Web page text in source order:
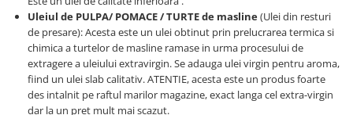
Uleiul de PULPA/ POMACE / TURTE de masline(Ulei din resturi
de presare): Acesta este un ulei obtinut prin prelucrarea termica si
chimica a turtelor de masline ramase in urma procesului de
extragere a uleiului extravirgin. Se adauga ulei virgin pentru aroma,
fiind un ulei slab calitativ. ATENTIE, acesta este un produs foarte
des intalnit pe raftul marilor magazine, exact langa cel extra-virgin
dar la un pret mult mai scazut.